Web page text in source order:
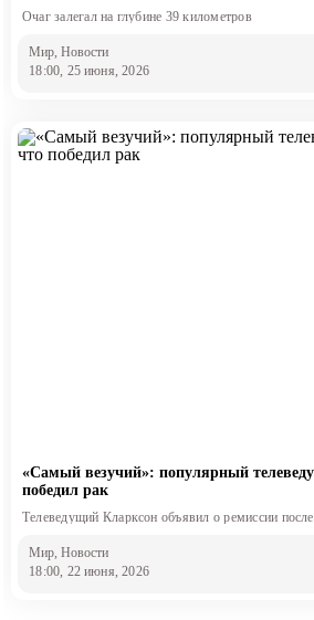
Очаг залегал на глубине 39 километров
Мир , Новости
18:00, 25 июня, 2026
«Самый везучий»: популярный
победил рак
Телеведущий Кларксон объявил о ремиссии
Мир , Новости
18:00, 22 июня, 2026